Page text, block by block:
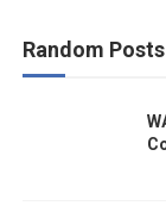
Random Posts